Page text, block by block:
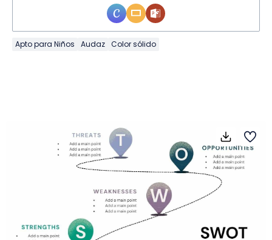
Apto para Niños Audaz Color sólido